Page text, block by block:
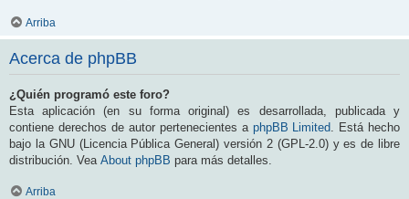
Arriba
Acerca de phpBB
¿Quién programó este foro?
Esta aplicación (en su forma original) es desarrollada, publicada y
contiene derechos de autor pertenecientes a phpBB Limited. Está hecho
bajo la GNU (Licencia Pública General) versión 2 (GPL-2.0) y es de libre
distribución. Vea About phpBB para más detalles.
Arriba